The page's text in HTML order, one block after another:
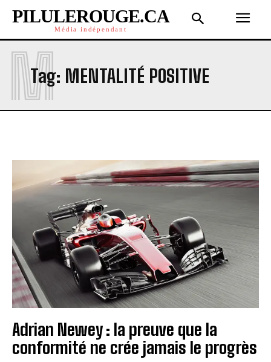
PILULEROUGE.CA
Média indépendant
Tag: MENTALITÉ POSITIVE
M
Adrian Newey : la preuve que la
conformité ne crée jamais le progrès